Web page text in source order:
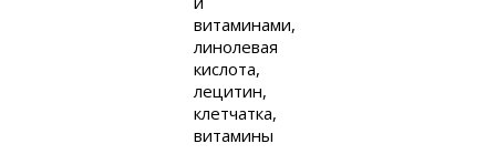
витаминами,
линолевая
кислота,
лецитин,
клетчатка,
витамины